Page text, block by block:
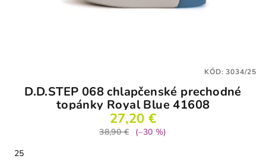
D.D.STEP 068 chlapčenské prechodné
topánky Royal Blue 41608
27,20 €
38,90 €
(–30 %)
25
KÓD:3034/25